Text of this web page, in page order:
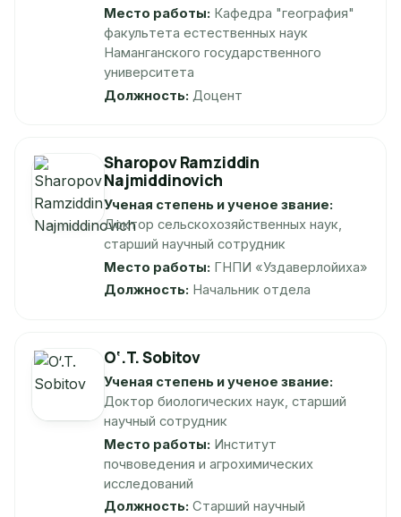
Место работы: Кафедра "география"
факультета естественных наук
Наманганского государственного
университета
Должность: Доцент
Sharopov Ramziddin
Najmiddinovich
Ученая степень и ученое звание:
Доктор сельскохозяйственных наук,
старший научный сотрудник
Место работы: ГНПИ «Уздаверлойиха»
Должность: Начальник отдела
O‘.T. Sobitov
Ученая степень и ученое звание:
Доктор биологических наук, старший
научный сотрудник
Место работы: Институт
почвоведения и агрохимических
исследований
Должность: Старший научный